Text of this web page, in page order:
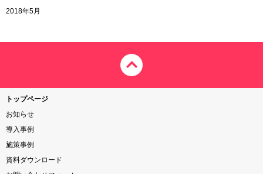
2018年5月
トップページ
お知らせ
導入事例
施策事例
資料ダウンロード